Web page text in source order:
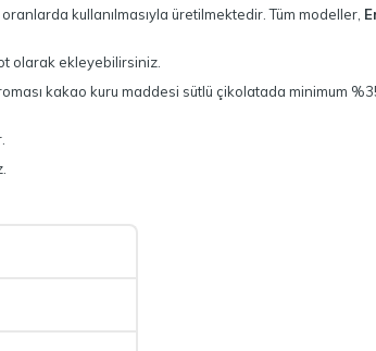
kullanılmasıyla üretilmektedir. Tüm modeller,
olarak ekleyebilirsiniz.
kakao kuru maddesi sütlü çikolatada minimum